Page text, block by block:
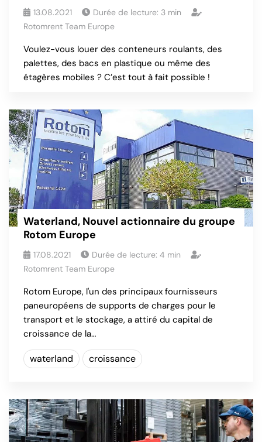
13.08.2021 Durée de lecture: 3 min
Rotomrent Team Europe
Voulez-vous louer des conteneurs roulants, des
palettes, des bacs en plastique ou même des
étagères mobiles ? C’est tout à fait possible !
Waterland, Nouvel actionnaire du groupe
Rotom Europe
17.08.2021 Durée de lecture: 4 min
Rotomrent Team Europe
Rotom Europe, l'un des principaux fournisseurs
paneuropéens de supports de charges pour le
transport et le stockage, a attiré du capital de
croissance de la…
waterland croissance